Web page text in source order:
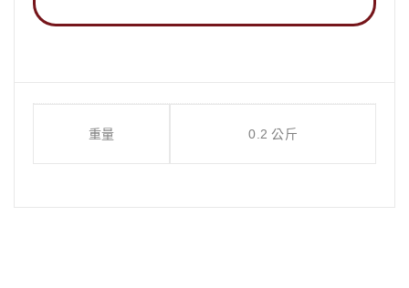
重量 0.2 公斤